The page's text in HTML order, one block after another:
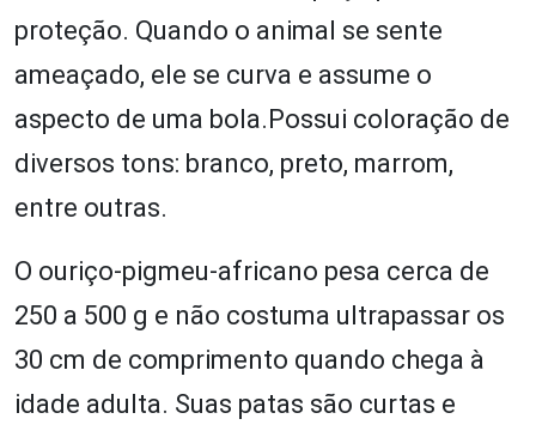
proteção. Quando o animal se sente
ameaçado, ele se curva e assume o
aspecto de uma bola.Possui coloração de
diversos tons: branco, preto, marrom,
entre outras.
O ouriço-pigmeu-africano pesa cerca de
250 a 500 g e não costuma ultrapassar os
30 cm de comprimento quando chega à
idade adulta. Suas patas são curtas e